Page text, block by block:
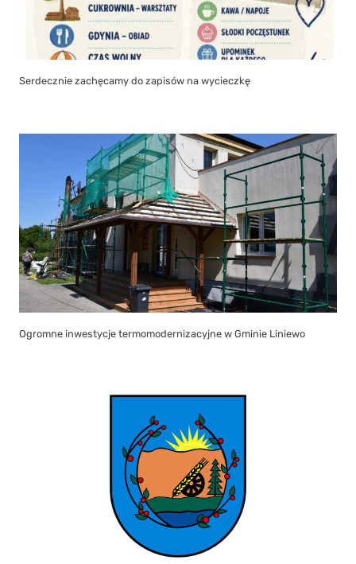
Serdecznie zachęcamy do zapisów na wycieczkę
Ogromne inwestycje termomodernizacyjne w Gminie Liniewo